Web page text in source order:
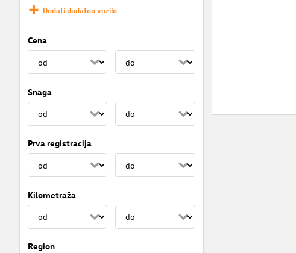
Dodati dodatno vozilo
Cena
Snaga
Prva registracija
Kilometraža
Region